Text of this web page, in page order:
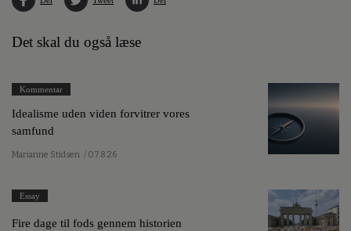
Det skal du også læse
Kommentar
Idealisme uden viden forvitrer vores
samfund
Marianne Stidsen / 07.8.26
Essay
Fire dage til fods gennem historien